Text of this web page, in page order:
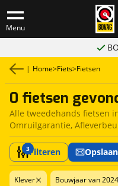
Menu
| Home>Fiets>Fietsen
0 fietsen
Alle tweedehands fietsen
Omruilgarantie,
3Filteren Opslaan
Klever Bouwjaar van 2024